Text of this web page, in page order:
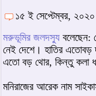
১৫ ই সেপ্টেম্বর,
মরুভূমির জলদস্যু বলেছেন:
নেই দেশে। হাতির এতোবড়
এতো বড় থোর, কিন্তু কলা
মনিরাজের আরেক নাম